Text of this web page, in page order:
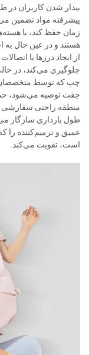
بیدار شدن کاربران
پیشرفته مواد تضمین
زمان حفظ کند، با
هستند و در عین حال به
از ایجاد درزها یا
جلوگیری می‌کند، در
چپ که توسط متخصصان
جفت توصیه می‌شود،
منطقه راحتی سفارشی
طول بارداری سازگار
عمیق و ترمیم‌کننده را
است، تقویت می‌کند.